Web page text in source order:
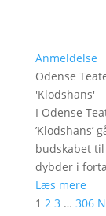
Anmeldelse
Odense
'Klodshans'
I Odense
’Klodshans’
budskabet
dybder i
Læs mere
1 2 3 … 306